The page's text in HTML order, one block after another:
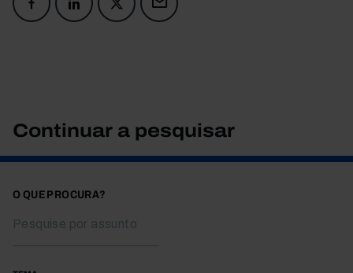
Continuar a pesquisar
O QUE PROCURA?